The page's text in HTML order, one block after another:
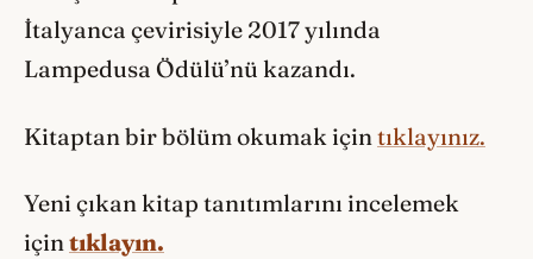
İtalyanca çevirisiyle 2017 yılında
Lampedusa Ödülü’nü kazandı.
Kitaptan bir bölüm okumak içintıklayınız.
Yeni çıkan kitap tanıtımlarını incelemek
içintıklayın.